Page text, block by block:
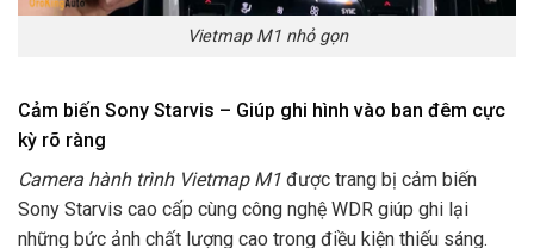
Vietmap M1 nhỏ gọn
Cảm biến Sony Starvis – Giúp ghi hình vào ban đêm cực
kỳ rõ ràng
Camera hành trình Vietmap M1 được trang bị cảm biến
Sony Starvis cao cấp cùng công nghệ WDR giúp ghi lại
những bức ảnh chất lượng cao trong điều kiện thiếu sáng.